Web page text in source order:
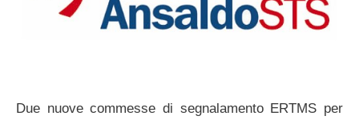
Due nuove commesse di segnalamento ERTMS per